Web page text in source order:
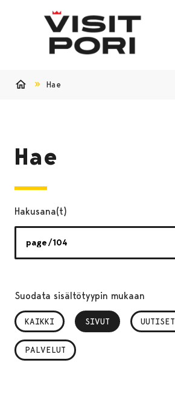
Hae
Hae
Hakusana(t)
Suodata sisältötyypin mukaan
KAIKKI SIVUT
, VALITTU UUTISET
PALVELUT